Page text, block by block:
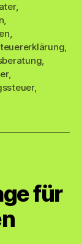
,
,
,
,
,
,
,
für